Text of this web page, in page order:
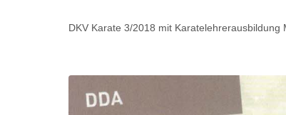
DKV Karate 3/2018 mit